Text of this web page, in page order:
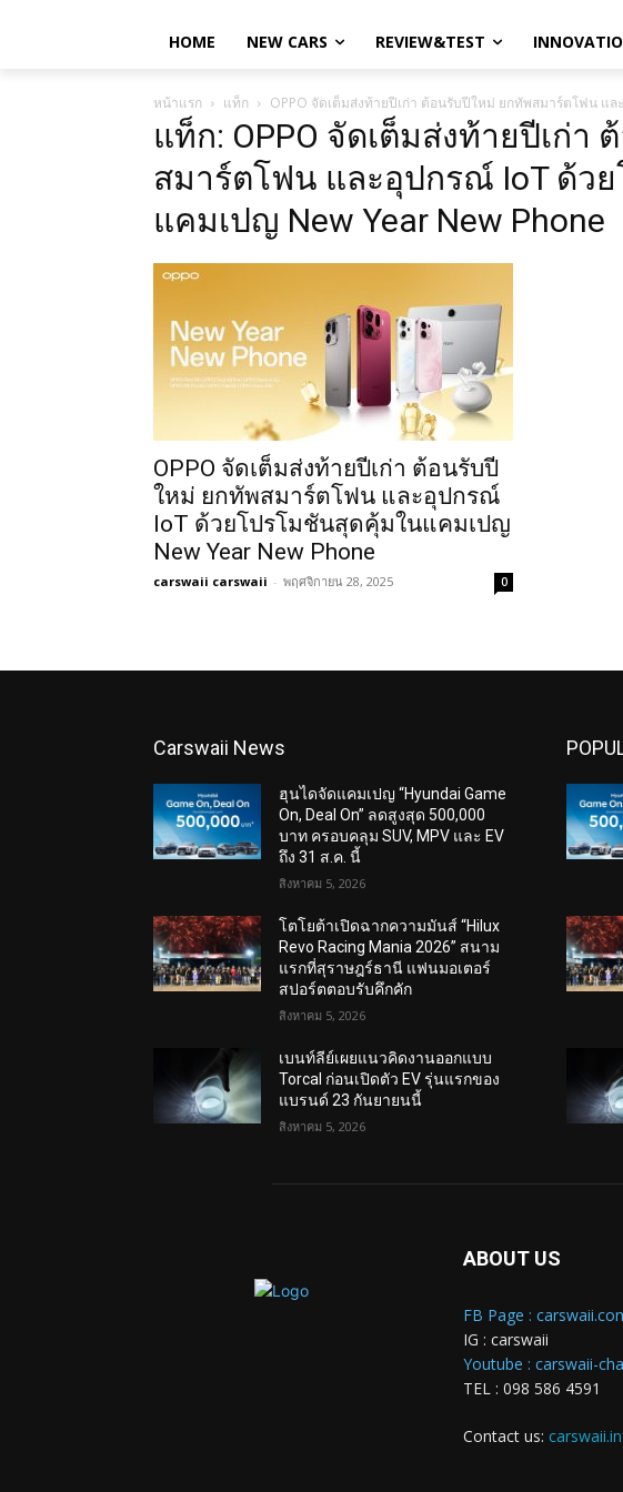
HOME NEW CARS REVIEW&TEST
หน้าแรก แท็ก OPPO จัดเต็มส่งท้ายปีเก่า ต้อนรับปีใหม่ ยกทัพสมาร์ตโฟน แ
แท็ก: OPPO จัดเต็มส่งท้ายปีเก่า
สมาร์ตโฟน และอุปกรณ์ IoT ด้ว
แคมเปญ New Year New Phone
OPPO จัดเต็มส่งท้ายปีเก่า ต้อนรับปี
ใหม่ ยกทัพสมาร์ตโฟน และอุปกรณ์
IoT ด้วยโปรโมชันสุดคุ้มในแคมเปญ
New Year New Phone
carswaii carswaii - พฤศจิกายน 28, 2025 0
Carswaii News
ฮุนไดจัดแคมเปญ “Hyundai Game
On, Deal On” ลดสูงสุด 500,000
บาท ครอบคลุม SUV, MPV และ EV
ถึง 31 ส.ค. นี้
สิงหาคม 5, 2026
โตโยต้าเปิดฉากความมันส์ “Hilux
Revo Racing Mania 2026” สนาม
แรกที่สุราษฎร์ธานี แฟนมอเตอร์
สปอร์ตตอบรับคึกคัก
สิงหาคม 5, 2026
เบนท์ลีย์เผยแนวคิดงานออกแบบ
Torcal ก่อนเปิดตัว EV รุ่นแรกของ
แบรนด์ 23 กันยายนนี้
สิงหาคม 5, 2026
ABOUT US
FB Page :
IG : carswaii
Youtube : carswaii-
TEL : 098 586 4591
Contact us: